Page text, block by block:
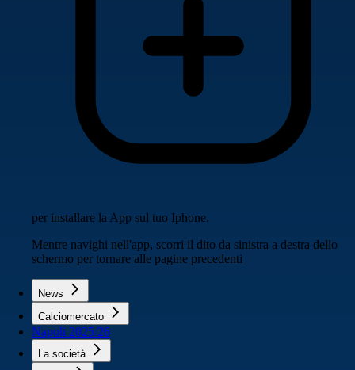
per installare la App sul tuo Iphone.
Mentre navighi nell'app, scorri il dito da sinistra a destra dello
schermo per tornare alle pagine precedenti
News
Calciomercato
Napoli 2025/26
La società